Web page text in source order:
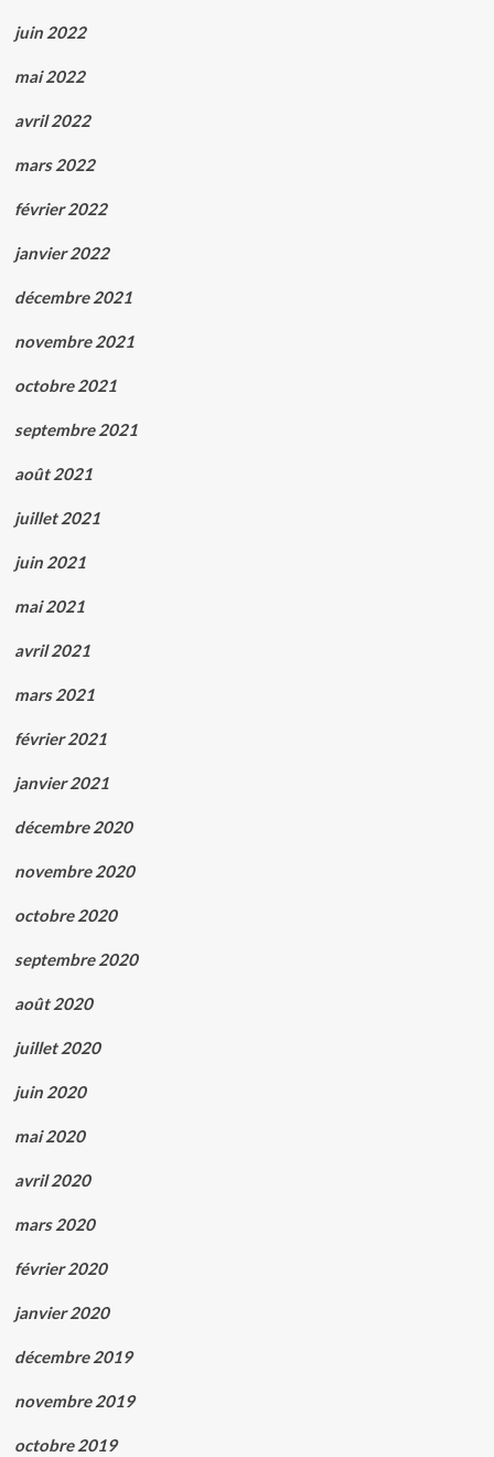
juin 2022
mai 2022
avril 2022
mars 2022
février 2022
janvier 2022
décembre 2021
novembre 2021
octobre 2021
septembre 2021
août 2021
juillet 2021
juin 2021
mai 2021
avril 2021
mars 2021
février 2021
janvier 2021
décembre 2020
novembre 2020
octobre 2020
septembre 2020
août 2020
juillet 2020
juin 2020
mai 2020
avril 2020
mars 2020
février 2020
janvier 2020
décembre 2019
novembre 2019
octobre 2019